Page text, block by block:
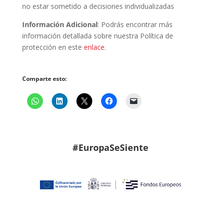
no estar sometido a decisiones individualizadas
Información Adicional: Podrás encontrar más
información detallada sobre nuestra Política de
protección en este enlace.
Comparte esto:
#EuropaSeSiente